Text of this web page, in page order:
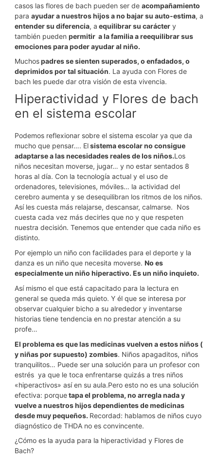
casos las flores de bach pueden ser de acompañamiento
para ayudar a nuestros hijos a no bajar su auto-estima, a
entender su diferencia, a equilibrar su carácter y
también pueden permitir a la familia a reequilibrar sus
emociones para poder ayudar al niño.
Muchospadres se sienten superados, o enfadados, o
deprimidos por tal situación. La ayuda con Flores de
bach les puede dar otra visión de esta vivencia.
Hiperactividad y Flores de bach
en el sistema escolar
Podemos reflexionar sobre el sistema escolar ya que da
mucho que pensar…. Elsistema escolar no consigue
adaptarse a las necesidades reales de los niños.Los
niños necesitan moverse, jugar… y no estar sentados 8
horas al día. Con la tecnología actual y el uso de
ordenadores, televisiones, móviles… la actividad del
cerebro aumenta y se desequilibran los ritmos de los niños.
Así les cuesta más relajarse, descansar, calmarse. Nos
cuesta cada vez más decirles que no y que respeten
nuestra decisión. Tenemos que entender que cada niño es
distinto.
Por ejemplo un niño con facilidades para el deporte y la
danza es un niño que necesita moverse. No es
especialmente un niño hiperactivo. Es un niño inquieto.
Así mismo el que está capacitado para la lectura en
general se queda más quieto. Y él que se interesa por
observar cualquier bicho a su alrededor y inventarse
historias tiene tendencia en no prestar atención a su
profe…
El problema es que las medicinas vuelven a estos niños (
y niñas por supuesto) zombies. Niños apagaditos, niños
tranquilitos… Puede ser una solución para un profesor con
estrés ya que le toca enfrentarse quizás a tres niños
«hiperactivos» así en su aula.Pero esto no es una solución
efectiva: porquetapa el problema, no arregla nada y
vuelve a nuestros hijos dependientes de medicinas
desde muy pequeños. Recordad: hablamos de niños cuyo
diagnóstico de THDA no es convincente.
¿Cómo es la ayuda para la hiperactividad y Flores de
Bach?